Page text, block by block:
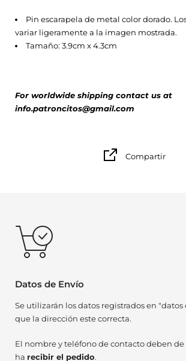
Pin escarapela de metal color dorado.
variar ligeramente a la imagen mostrada.
Tamaño: 3.9cm x 4.3cm
For worldwide shipping contact us at
info.patroncitos@gmail.com
Compartir
Datos de Envío
Se utilizarán los datos registrados en "datos
que la dirección este correcta.
El nombre y teléfono de contacto deben de
ha recibir el pedido.